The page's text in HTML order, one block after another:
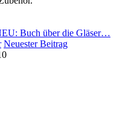
Buch über die Gläser…
Neuester Beitrag